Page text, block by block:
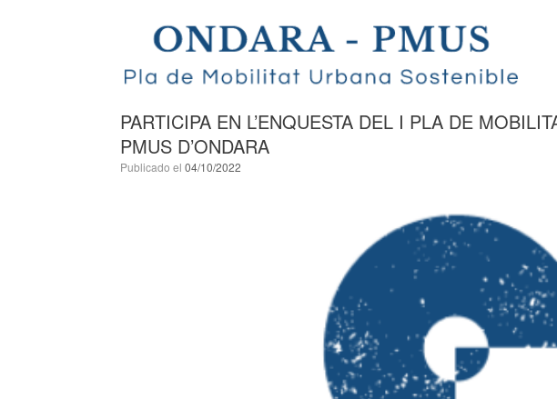
PARTICIPA EN L’ENQUESTA DEL I PLA DE
PMUS D’ONDARA
Publicado el 04/10/2022